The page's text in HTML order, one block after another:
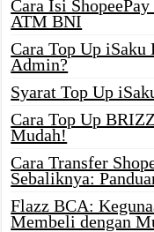
Cara Isi
ATM BNI
Cara Top Up
Admin?
Syarat Top Up
Cara Top Up
Mudah!
Cara Transfer
Sebaliknya:
Flazz BCA:
Membeli dengan